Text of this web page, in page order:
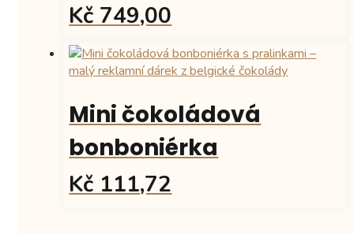
Kč 749,00
Mini čokoládová
bonboniérka
Kč 111,72